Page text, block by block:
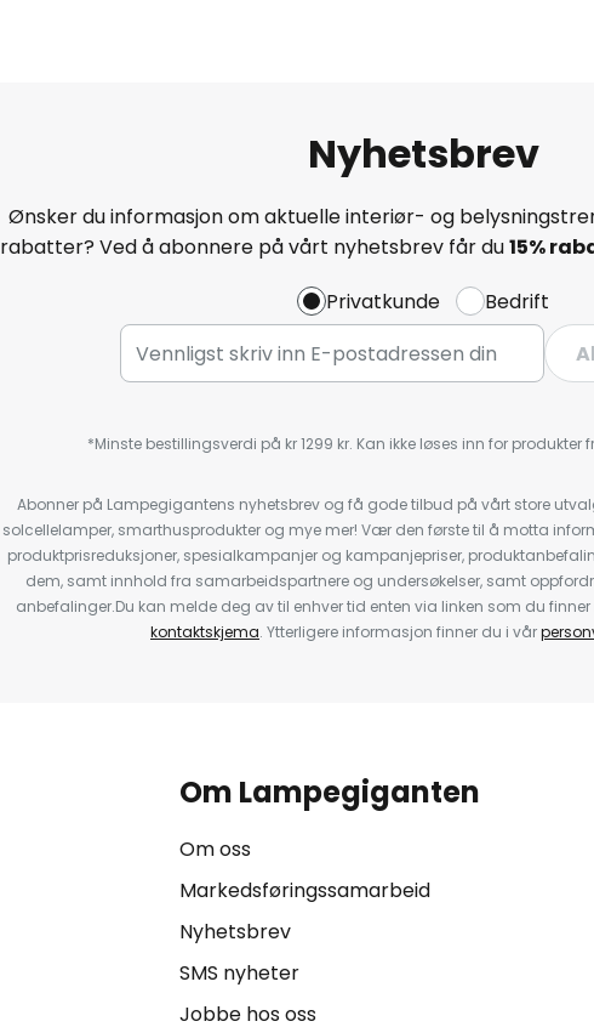
Nyhetsbrev
Ønsker du informasjon om aktuelle interiør- og
rabatter? Ved å abonnere på vårt nyhetsbrev får du15%
Privatkunde
Bedrift
*Minste bestillingsverdi på kr 1299 kr. Kan ikke løses inn for produkter
Abonner på Lampegigantens nyhetsbrev og få gode tilbud på vårt store
solcellelamper, smarthusprodukter og mye mer! Vær den første til å motta
produktprisreduksjoner, spesialkampanjer og kampanjepriser,
dem, samt innhold fra samarbeidspartnere og undersøkelser, samt
anbefalinger.Du kan melde deg av til enhver tid enten via linken som du
kontaktskjema. Ytterligere informasjon finner du i vår
Om Lampegiganten
Om oss
Markedsføringssamarbeid
Nyhetsbrev
SMS nyheter
Jobbe hos oss